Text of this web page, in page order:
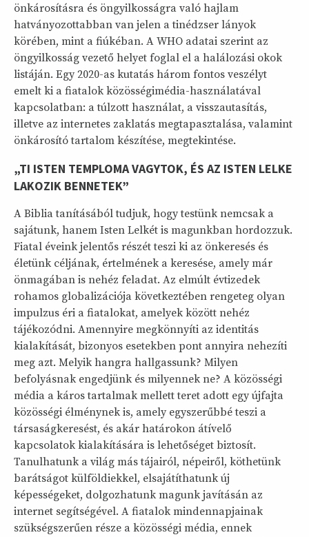
önkárosításra és öngyilkosságra való hajlam
hatványozottabban van jelen a tinédzser lányok
körében, mint a fiúkéban. A WHO adatai szerint az
öngyilkosság vezető helyet foglal el a halálozási okok
listáján. Egy 2020-as kutatás három fontos veszélyt
emelt ki a fiatalok közösségimédia-használatával
kapcsolatban: a túlzott használat, a visszautasítás,
illetve az internetes zaklatás megtapasztalása, valamint
önkárosító tartalom készítése, megtekintése.
„TI ISTEN TEMPLOMA VAGYTOK, ÉS AZ ISTEN LELKE
LAKOZIK BENNETEK”
A Biblia tanításából tudjuk, hogy testünk nemcsak a
sajátunk, hanem Isten Lelkét is magunkban hordozzuk.
Fiatal éveink jelentős részét teszi ki az önkeresés és
életünk céljának, értelmének a keresése, amely már
önmagában is nehéz feladat. Az elmúlt évtizedek
rohamos globalizációja következtében rengeteg olyan
impulzus éri a fiatalokat, amelyek között nehéz
tájékozódni. Amennyire megkönnyíti az identitás
kialakítását, bizonyos esetekben pont annyira nehezíti
meg azt. Melyik hangra hallgassunk? Milyen
befolyásnak engedjünk és milyennek ne? A közösségi
média a káros tartalmak mellett teret adott egy újfajta
közösségi élménynek is, amely egyszerűbbé teszi a
társaságkeresést, és akár határokon átívelő
kapcsolatok kialakítására is lehetőséget biztosít.
Tanulhatunk a világ más tájairól, népeiről, köthetünk
barátságot külföldiekkel, elsajátíthatunk új
képességeket, dolgozhatunk magunk javításán az
internet segítségével. A fiatalok mindennapjainak
szükségszerűen része a közösségi média, ennek